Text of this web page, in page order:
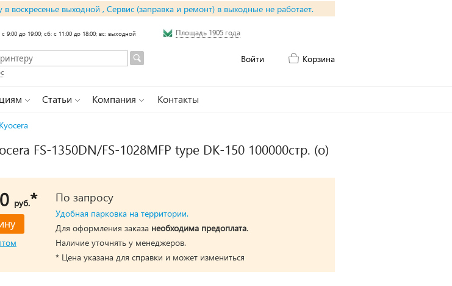
воскресенье выходной , Сервис (заправка и ремонт) в выходные не работает.
9:00 до 19:00; сб: с 11:00 до 18:00; вс: выходной Площадь 1905 года
Войти Корзина
Статьи Компания Контакты
Kyocera
FS-1350DN/FS-1028MFP type DK-150 100000стр. (о)
руб.* По запросу
Удобная парковка на территории.
Для оформления заказа необходима предоплата.
Наличие уточнять у менеджеров.
* Цена указана для справки и может измениться